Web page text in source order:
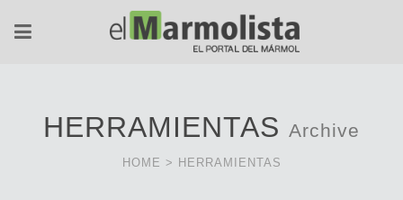
HERRAMIENTAS Archive
HOME > HERRAMIENTAS